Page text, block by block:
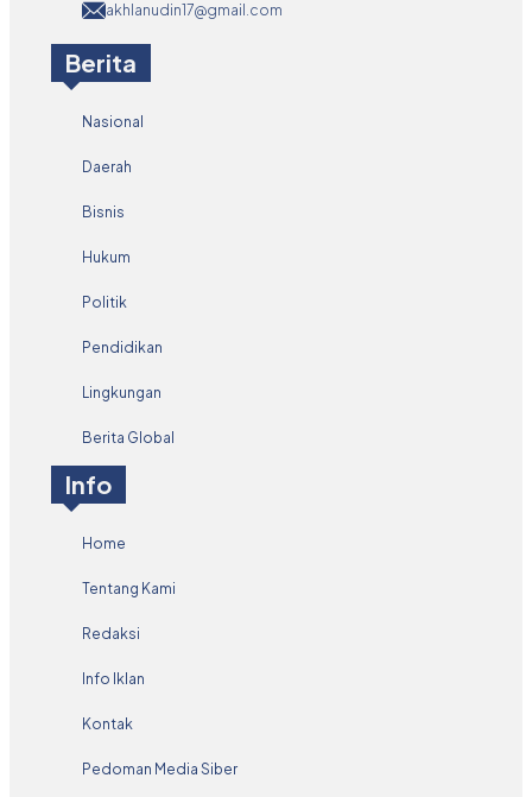
akhlanudin17@gmail.com
Berita
Nasional
Daerah
Bisnis
Hukum
Politik
Pendidikan
Lingkungan
Berita Global
Info
Home
Tentang Kami
Redaksi
Info Iklan
Kontak
Pedoman Media Siber